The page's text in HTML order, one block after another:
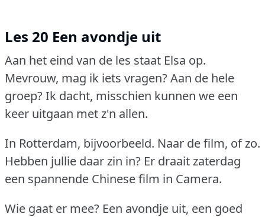
Les 20 Een avondje uit
Aan het eind van de les staat Elsa op.
Mevrouw, mag ik iets vragen?Aan de hele
groep?Ik dacht, misschien kunnen we een
keer uitgaan met z'n allen.
In Rotterdam, bijvoorbeeld. Naar de film, of zo.
Hebben jullie daar zin in? Er draait zaterdag
een spannende Chinese film in Camera.
Wie gaat er mee? Een avondje uit, een goed